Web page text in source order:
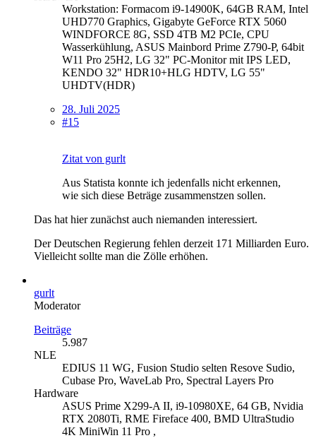
Workstation: Formacom i9-14900K, 64GB RAM, Intel
UHD770 Graphics, Gigabyte GeForce RTX 5060
WINDFORCE 8G, SSD 4TB M2 PCIe, CPU
Wasserkühlung, ASUS Mainbord Prime Z790-P, 64bit
W11 Pro 25H2, LG 32" PC-Monitor mit IPS LED,
KENDO 32" HDR10+HLG HDTV, LG 55"
UHDTV(HDR)
28. Juli 2025
#15
Zitat von gurlt
Aus Statista konnte ich jedenfalls nicht erkennen,
wie sich diese Beträge zusammenstzen sollen.
Das hat hier zunächst auch niemanden interessiert.
Der Deutschen Regierung fehlen derzeit 171 Milliarden Euro.
Vielleicht sollte man die Zölle erhöhen.
gurlt
Moderator
Beiträge
5.987
NLE
EDIUS 11 WG, Fusion Studio selten Resove Sudio,
Cubase Pro, WaveLab Pro, Spectral Layers Pro
Hardware
ASUS Prime X299-A II, i9-10980XE, 64 GB, Nvidia
RTX 2080Ti, RME Fireface 400, BMD UltraStudio
4K MiniWin 11 Pro ,